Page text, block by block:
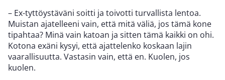
– Ex-tyttöystäväni soitti ja toivotti turvallista lentoa.
Muistan ajatelleeni vain, että mitä väliä, jos tämä kone
tipahtaa? Minä vain katoan ja sitten tämä kaikki on ohi.
Kotona exäni kysyi, että ajattelenko koskaan lajin
vaarallisuutta. Vastasin vain, että en. Kuolen, jos
kuolen.